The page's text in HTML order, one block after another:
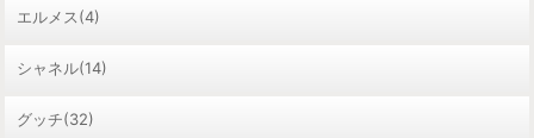
エルメス(4)
シャネル(14)
グッチ(32)